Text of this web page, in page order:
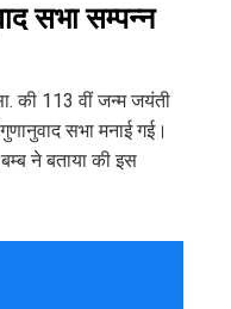
सभा सम्पन्न
की 113 वीं जन्म जयंती
सभा मनाई गई।
ने बताया की इस